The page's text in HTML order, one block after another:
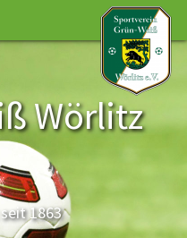
Wörlitz
1863